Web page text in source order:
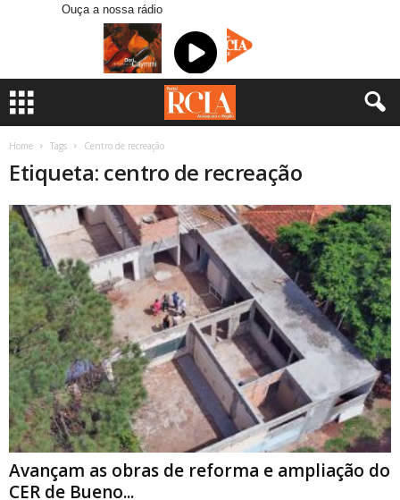
Ouça a nossa rádio
Home Tags Centro de recreação
Etiqueta: centro de recreação
Avançam as obras de reforma e ampliação do
CER de Bueno...